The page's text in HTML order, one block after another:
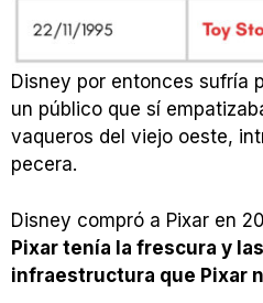
Disney por entonces sufría
un público que sí
vaqueros del viejo oeste,
pecera.
Disney compró a Pixar en
Pixar tenía la frescura y
infraestructura que Pixar